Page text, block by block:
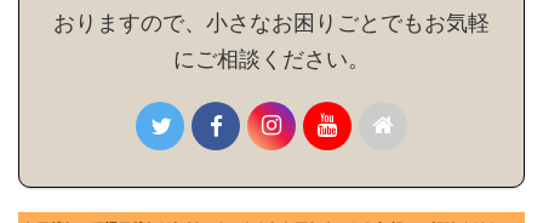
おりますので、小さなお困りごとでもお気軽
にご相談ください。